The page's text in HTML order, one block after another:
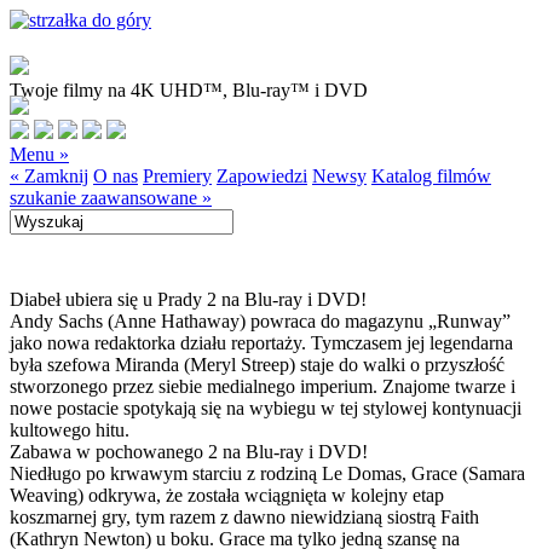
Twoje filmy na 4K UHD™, Blu-ray™ i DVD
Menu »
« Zamknij O nas Premiery Zapowiedzi Newsy Katalog filmów
szukanie zaawansowane »
Diabeł ubiera się u Prady 2 na Blu-ray i DVD!
Andy Sachs (Anne Hathaway) powraca do magazynu „Runway”
jako nowa redaktorka działu reportaży. Tymczasem jej legendarna
była szefowa Miranda (Meryl Streep) staje do walki o przyszłość
stworzonego przez siebie medialnego imperium. Znajome twarze i
nowe postacie spotykają się na wybiegu w tej stylowej kontynuacji
kultowego hitu.
Zabawa w pochowanego 2 na Blu-ray i DVD!
Niedługo po krwawym starciu z rodziną Le Domas, Grace (Samara
Weaving) odkrywa, że została wciągnięta w kolejny etap
koszmarnej gry, tym razem z dawno niewidzianą siostrą Faith
(Kathryn Newton) u boku. Grace ma tylko jedną szansę na